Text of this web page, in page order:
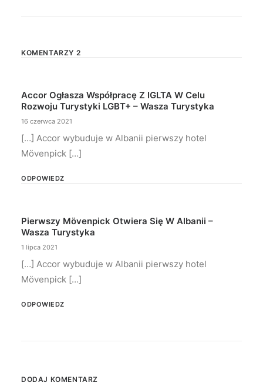
KOMENTARZY 2
Accor Ogłasza Współpracę Z IGLTA W Celu
Rozwoju Turystyki LGBT+ – Wasza Turystyka
16 czerwca 2021
[…] Accor wybuduje w Albanii pierwszy hotel
Mövenpick […]
ODPOWIEDZ
Pierwszy Mövenpick Otwiera Się W Albanii –
Wasza Turystyka
1 lipca 2021
[…] Accor wybuduje w Albanii pierwszy hotel
Mövenpick […]
ODPOWIEDZ
DODAJ KOMENTARZ